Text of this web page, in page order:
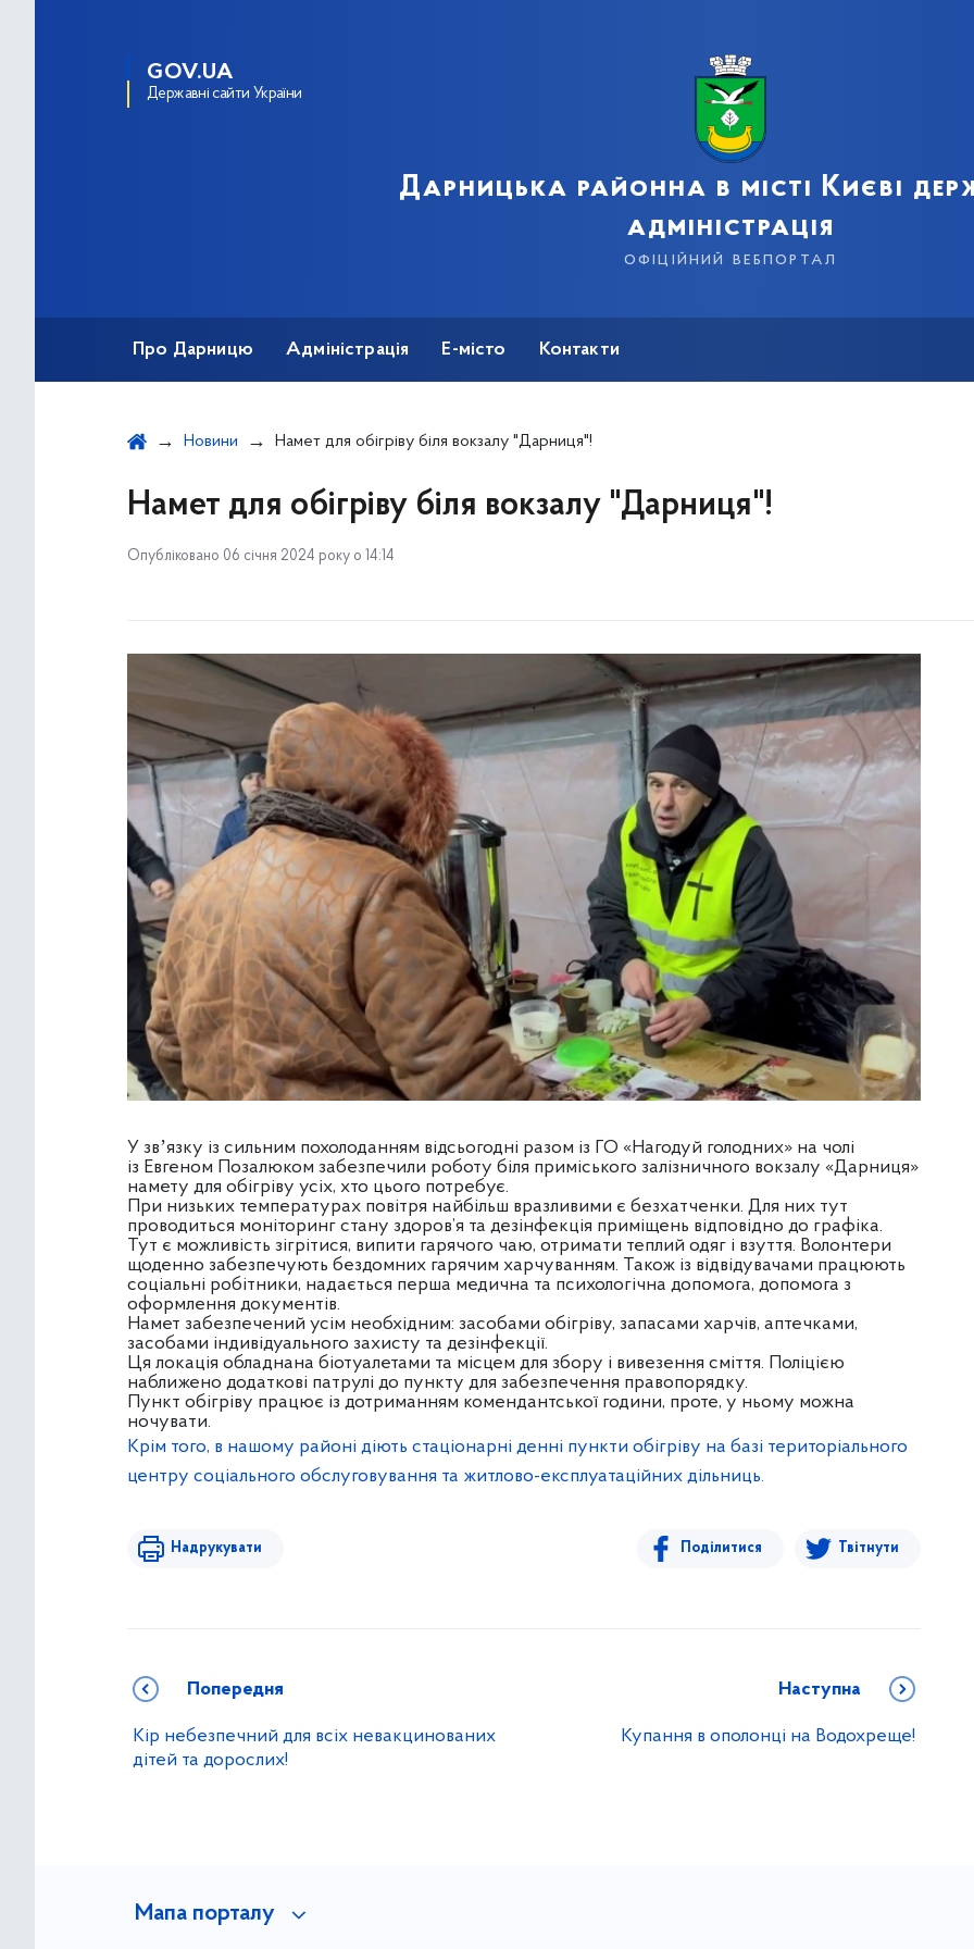
GOV.UA
Державні сайти України
Дарницька районна в місті Києві
адміністрація
офіційний вебпортал
Про Дарницю Адміністрація Е-місто Контакти
Новини Намет для обігріву біля вокзалу "Дарниця"!
Намет для обігріву біля вокзалу "Дарниця"!
Опубліковано 06 січня 2024 року о 14:14
У звʼязку із сильним похолоданням відсьогодні разом із ГО «Нагодуй голодних» на чолі
із Евгеном Позалюком забезпечили роботу біля приміського залізничного вокзалу «Дарниця»
намету для обігріву усіх, хто цього потребує.
При низьких температурах повітря найбільш вразливими є безхатченки. Для них тут
проводиться моніторинг стану здоров’я та дезінфекція приміщень відповідно до графіка.
Тут є можливість зігрітися, випити гарячого чаю, отримати теплий одяг і взуття. Волонтери
щоденно забезпечують бездомних гарячим харчуванням. Також із відвідувачами працюють
соціальні робітники, надається перша медична та психологічна допомога, допомога з
оформлення документів.
Намет забезпечений усім необхідним: засобами обігріву, запасами харчів, аптечками,
засобами індивідуального захисту та дезінфекції.
Ця локація обладнана біотуалетами та місцем для збору і вивезення сміття. Поліцією
наближено додаткові патрулі до пункту для забезпечення правопорядку.
Пункт обігріву працює із дотриманням комендантської години, проте, у ньому можна
ночувати.
Крім того, в нашому районі діють стаціонарні денні пункти обігріву на базі територіального
центру соціального обслуговування та житлово-експлуатаційних дільниць.
Надрукувати Поділитися Твітнути
Попередня
Кір небезпечний для всіх невакцинованих
дітей та дорослих!
Наступна
Купання в ополонці на Водохреще!
Мапа порталу